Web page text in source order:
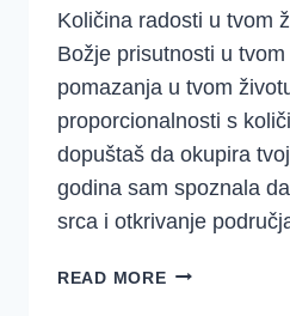
Količina radosti u tvom
Božje prisutnosti u
pomazanja u tvom
proporcionalnosti s
dopuštaš da okupira
godina sam spoznala
srca i otkrivanje
READ MOREKOLIKO